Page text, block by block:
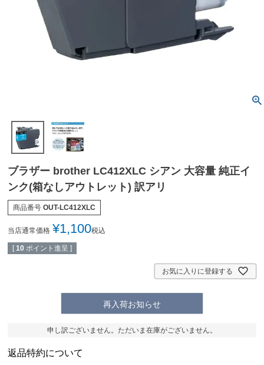
ブラザー brother LC412XLC シアン 大容量 純正イ
ンク(箱なしアウトレット) 訳アリ
商品番号 OUT-LC412XLC
当店通常価格 ¥1,100税込
[ 10 ポイント進呈 ]
お気に入りに登録する
再入荷お知らせ
申し訳ございません。ただいま在庫がございません。
返品特約について